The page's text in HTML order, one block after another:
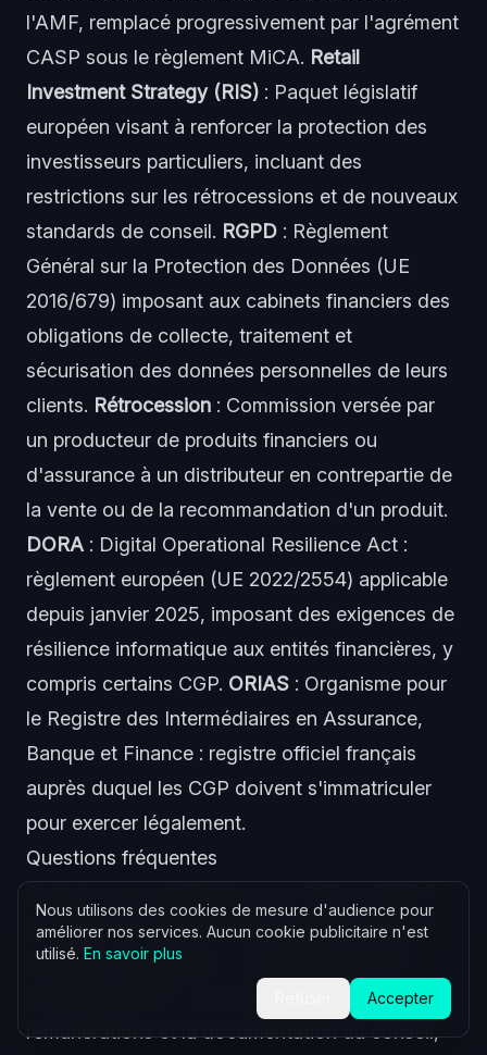
l'AMF, remplacé progressivement par l'agrément
CASP sous le règlement MiCA. Retail
Investment Strategy (RIS) : Paquet législatif
européen visant à renforcer la protection des
investisseurs particuliers, incluant des
restrictions sur les rétrocessions et de nouveaux
standards de conseil. RGPD : Règlement
Général sur la Protection des Données (UE
2016/679) imposant aux cabinets financiers des
obligations de collecte, traitement et
sécurisation des données personnelles de leurs
clients. Rétrocession : Commission versée par
un producteur de produits financiers ou
d'assurance à un distributeur en contrepartie de
la vente ou de la recommandation d'un produit.
DORA : Digital Operational Resilience Act :
règlement européen (UE 2022/2554) applicable
depuis janvier 2025, imposant des exigences de
résilience informatique aux entités financières, y
compris certains CGP. ORIAS : Organisme pour
le Registre des Intermédiaires en Assurance,
Banque et Finance : registre officiel français
auprès duquel les CGP doivent s'immatriculer
pour exercer légalement.
Questions fréquentes
En 2026, les CGP font face à quatre évolutions
majeures simultanées : le renforcement des
contrôles MiFID II sur la transparence des
rémunérations et la documentation du conseil,
Nous utilisons des cookies de mesure d'audience pour
améliorer nos services. Aucun cookie publicitaire n'est
utilisé. En savoir plus
Accepter